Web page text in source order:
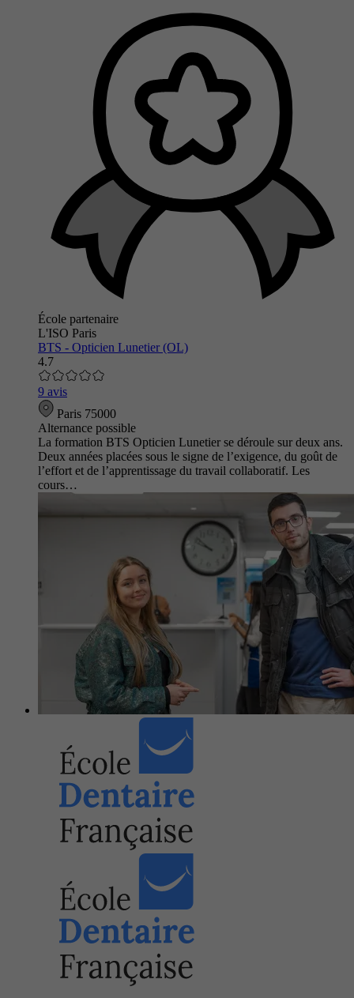
École partenaire
L'ISO Paris
BTS - Opticien Lunetier (OL)
4.7
9 avis
Paris 75000
Alternance possible
La formation BTS Opticien Lunetier se déroule sur deux ans.
Deux années placées sous le signe de l’exigence, du goût de
l’effort et de l’apprentissage du travail collaboratif. Les
cours…